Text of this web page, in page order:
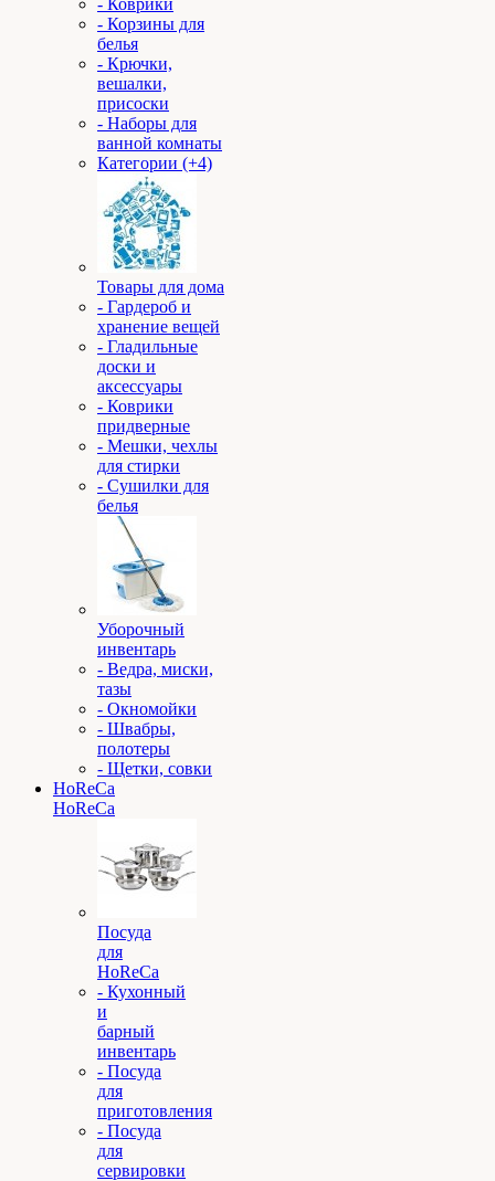
- Коврики
- Корзины для
белья
- Крючки,
вешалки,
присоски
- Наборы для
ванной комнаты
Категории (+4)
Товары для дома
- Гардероб и
хранение вещей
- Гладильные
доски и
аксессуары
- Коврики
придверные
- Мешки, чехлы
для стирки
- Сушилки для
белья
Уборочный
инвентарь
- Ведра, миски,
тазы
- Окномойки
- Швабры,
полотеры
- Щетки, совки
HoReCa
HoReCa
Посуда
для
HoReCa
- Кухонный
и
барный
инвентарь
- Посуда
для
приготовления
- Посуда
для
сервировки